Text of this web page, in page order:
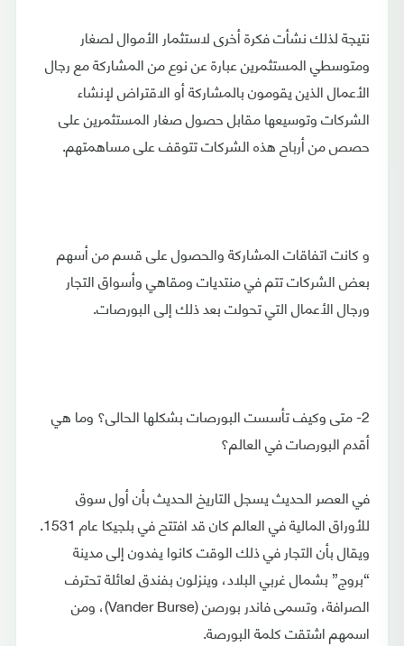
نتيجة لذلك نشأت فكرة أخرى لاستثمار الأموال لصغار
ومتوسطي المستثمرين عبارة عن نوع من المشاركة مع رجال
الأعمال الذين يقومون بالمشاركة أو الاقتراض لإنشاء
الشركات وتوسيعها مقابل حصول صغار المستثمرين على
حصص من أرباح هذه الشركات تتوقف على مساهمتهم.
و كانت اتفاقات المشاركة والحصول على قسم من أسهم
بعض الشركات تتم في منتديات ومقاهي وأسواق التجار
ورجال الأعمال التي تحولت بعد ذلك إلى البورصات.
2- متى وكيف تأسست البورصات بشكلها الحالى؟ وما هي
أقدم البورصات في العالم؟
في العصر الحديث يسجل التاريخ الحديث بأن أول سوق
للأوراق المالية في العالم كان قد افتتح في بلجيكا عام 1531.
ويقال بأن التجار في ذلك الوقت كانوا يفدون إلى مدينة
“بروج” بشمال غربي البلاد، وينزلون بفندق لعائلة تحترف
الصرافة، وتسمى فاندر بورصن (Vander Burse)، ومن
اسمهم اشتقت كلمة البورصة.